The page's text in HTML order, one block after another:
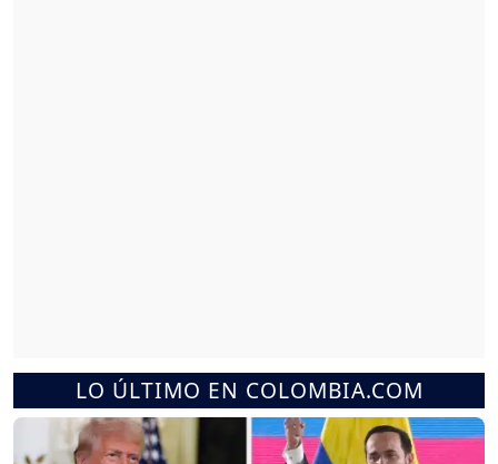
LO ÚLTIMO EN COLOMBIA.COM